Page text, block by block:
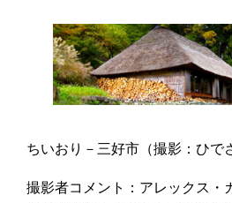
ちいおり－三好市（撮影：ひで
撮影者コメント：アレックス・